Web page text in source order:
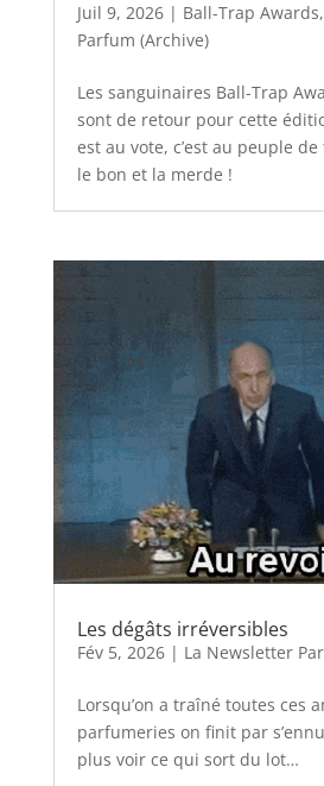
Juil 9, 2026| Ball-Trap Awards,
Parfum (Archive)
Les sanguinaires Ball-Trap
sont de retour pour cette
est au vote, c’est au peuple
le bon et la merde !
Les dégâts irréversibles
Fév 5, 2026| La Newsletter
Lorsqu’on a traîné toutes ces
parfumeries on finit par
plus voir ce qui sort du lot…